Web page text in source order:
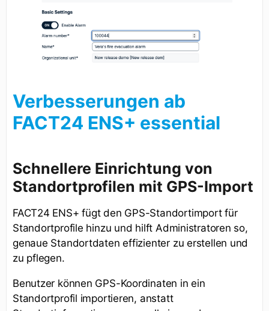
Verbesserungen ab
FACT24 ENS+ essential
Schnellere Einrichtung von
Standortprofilen mit GPS-Import
FACT24 ENS+ fügt den GPS-Standortimport für
Standortprofile hinzu und hilft Administratoren so,
genaue Standortdaten effizienter zu erstellen und
zu pflegen.
Benutzer können GPS-Koordinaten in ein
Standortprofil importieren, anstatt